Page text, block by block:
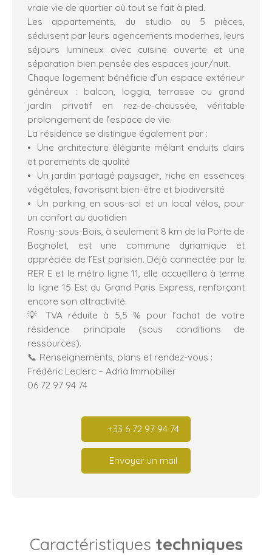
vraie vie de quartier où tout se fait à pied.
Les appartements, du studio au 5 pièces,
séduisent par leurs agencements modernes, leurs
séjours lumineux avec cuisine ouverte et une
séparation bien pensée des espaces jour/nuit.
Chaque logement bénéficie d’un espace extérieur
généreux : balcon, loggia, terrasse ou grand
jardin privatif en rez-de-chaussée, véritable
prolongement de l’espace de vie.
La résidence se distingue également par :
Une architecture élégante mêlant enduits clairs
et parements de qualité
Un jardin partagé paysager, riche en essences
végétales, favorisant bien-être et biodiversité
Un parking en sous-sol et un local vélos, pour
un confort au quotidien
Rosny-sous-Bois, à seulement 8 km de la Porte de
Bagnolet, est une commune dynamique et
appréciée de l’Est parisien. Déjà connectée par le
RER E et le métro ligne 11, elle accueillera à terme
la ligne 15 Est du Grand Paris Express, renforçant
encore son attractivité.
💡 TVA réduite à 5,5 % pour l’achat de votre
résidence principale (sous conditions de
ressources).
📞 Renseignements, plans et rendez-vous :
Frédéric Leclerc – Adria Immobilier
06 72 97 94 74
+33 6 72 97 94 74
Envoyer un mail
Caractéristiques techniques